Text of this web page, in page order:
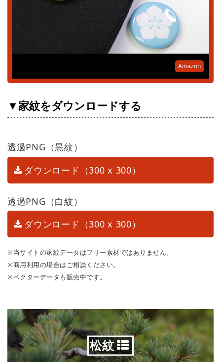
Amazon
▼家紋をダウンロードする
透過PNG（黒紋）
ダウンロード（300 x 300）
透過PNG（白紋）
ダウンロード（300 x 300）
※当サイトの家紋データはフリー素材ではありません。
※商用利用の場合はご相談ください。
※ベクターデータも販売中です。
松紋